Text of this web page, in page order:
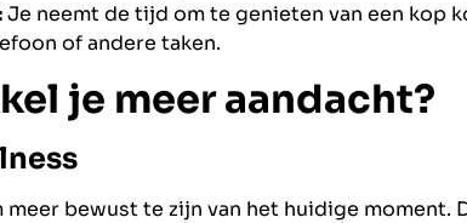
Je neemt de tijd om te genieten van een kop
of andere taken.
je meer aandacht?
bewust te zijn van het huidige moment.